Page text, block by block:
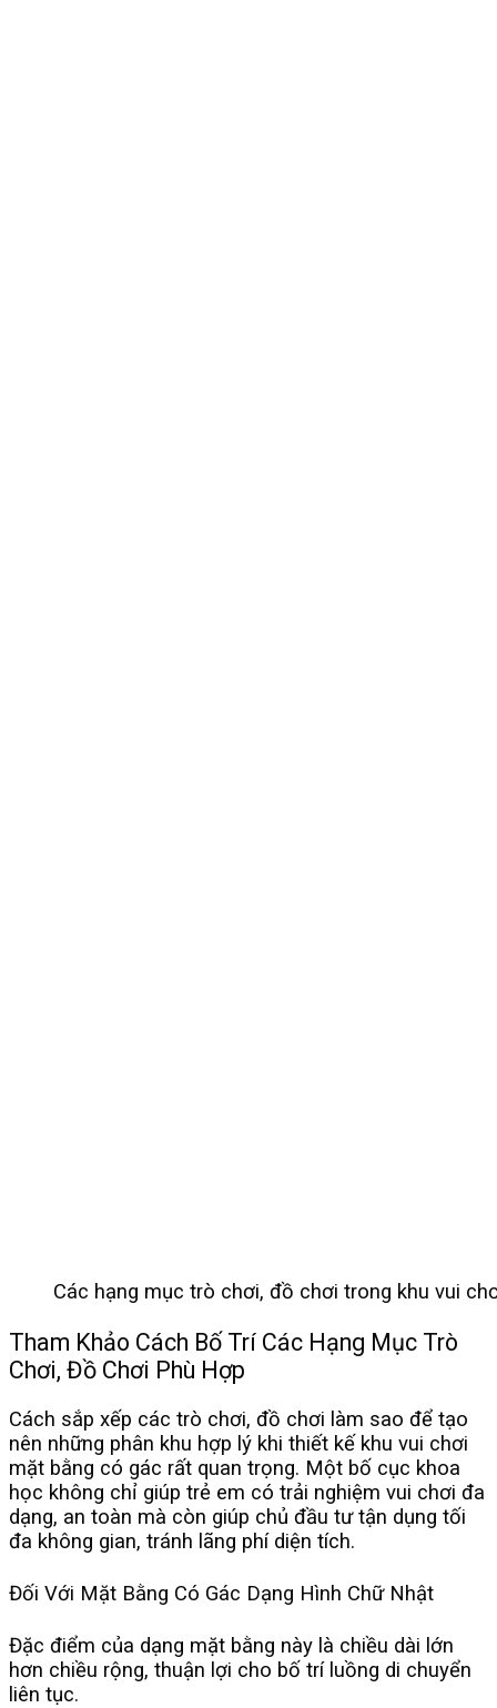
Các hạng mục trò chơi, đồ chơi trong khu vui
Tham Khảo Cách Bố Trí Các Hạng Mục Trò
Chơi, Đồ Chơi Phù Hợp
Cách sắp xếp các trò chơi, đồ chơi làm sao để tạo
nên những phân khu hợp lý khi thiết kế khu vui chơi
mặt bằng có gác rất quan trọng. Một bố cục khoa
học không chỉ giúp trẻ em có trải nghiệm vui chơi đa
dạng, an toàn mà còn giúp chủ đầu tư tận dụng tối
đa không gian, tránh lãng phí diện tích.
Đối Với Mặt Bằng Có Gác Dạng Hình Chữ Nhật
Đặc điểm của dạng mặt bằng này là chiều dài lớn
hơn chiều rộng, thuận lợi cho bố trí luồng di chuyển
liên tục.